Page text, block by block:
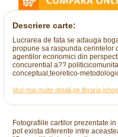
Descriere carte:
Lucrarea de fata se adauga
propune sa raspunda cerintelor
agentilor economici din
concurential a??
conceptual,teoretico-
Vezi mai multe detalii pe libraria
Fotografiile cartilor prezentate
pot exista diferente intre